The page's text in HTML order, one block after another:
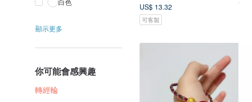
白色
顯示更多
你可能會感興趣
轉經輪
US$ 13.32
可客製